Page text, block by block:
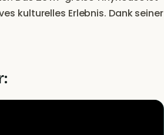
kulturelles Erlebnis. Dank seiner